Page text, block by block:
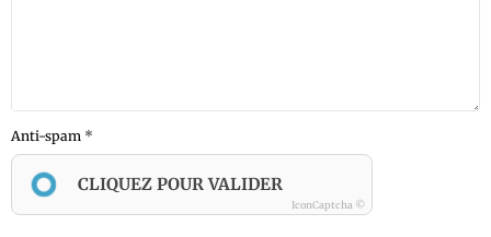
Anti-spam
CLIQUEZ POUR VALIDER
IconCaptcha ©